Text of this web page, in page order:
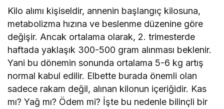
Kilo alımı kişiseldir, annenin başlangıç kilosuna,
metabolizma hızına ve beslenme düzenine göre
değişir. Ancak ortalama olarak, 2. trimesterde
haftada yaklaşık 300-500 gram alınması beklenir.
Yani bu dönemin sonunda ortalama 5-6 kg artış
normal kabul edilir. Elbette burada önemli olan
sadece rakam değil, alınan kilonun içeriğidir. Kas
mı? Yağ mı? Ödem mi? İşte bu nedenle bilinçli bir